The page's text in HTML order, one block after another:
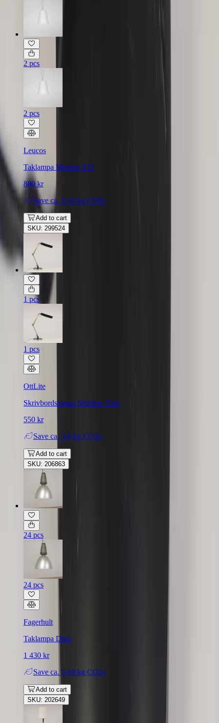
2 pcs
2 pcs
Leucos
Taklampa Modulo S22
880 kr
Save ca. 5-10 kg CO2e
Add to cart
SKU: 299524
1 pcs
1 pcs
OttLite
Skrivbordslampa Slimline Task
550 kr
Save ca. 3-8 kg CO2e
Add to cart
SKU: 206863
24 pcs
24 pcs
Fagerhult
Taklampa Dino
1 430 kr
Save ca. 5-10 kg CO2e
Add to cart
SKU: 202649